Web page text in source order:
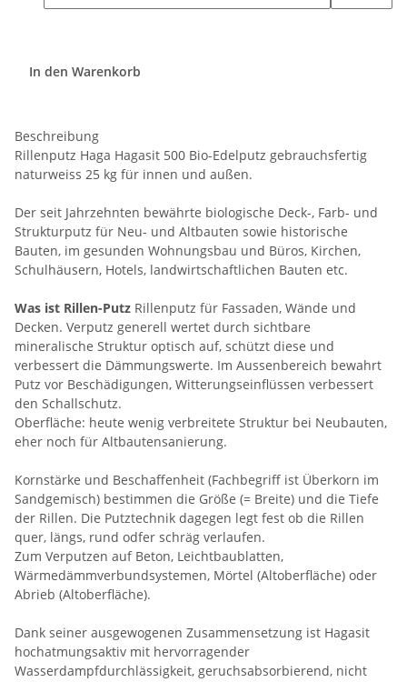
In den Warenkorb
Beschreibung
Rillenputz Haga Hagasit 500 Bio-Edelputz gebrauchsfertig
naturweiss 25 kg für innen und außen.
Der seit Jahrzehnten bewährte biologische Deck-, Farb- und
Strukturputz für Neu- und Altbauten sowie historische
Bauten, im gesunden Wohnungsbau und Büros, Kirchen,
Schulhäusern, Hotels, landwirtschaftlichen Bauten etc.
Was ist Rillen-Putz Rillenputz für Fassaden, Wände und
Decken. Verputz generell wertet durch sichtbare
mineralische Struktur optisch auf, schützt diese und
verbessert die Dämmungswerte. Im Aussenbereich bewahrt
Putz vor Beschädigungen, Witterungseinflüssen verbessert
den Schallschutz.
Oberfläche: heute wenig verbreitete Struktur bei Neubauten,
eher noch für Altbautensanierung.
Kornstärke und Beschaffenheit (Fachbegriff ist Überkorn im
Sandgemisch) bestimmen die Größe (= Breite) und die Tiefe
der Rillen. Die Putztechnik dagegen legt fest ob die Rillen
quer, längs, rund odfer schräg verlaufen.
Zum Verputzen auf Beton, Leichtbaublatten,
Wärmedämmverbundsystemen, Mörtel (Altoberfläche) oder
Abrieb (Altoberfläche).
Dank seiner ausgewogenen Zusammensetzung ist Hagasit
hochatmungsaktiv mit hervorragender
Wasserdampfdurchlässigkeit, geruchsabsorbierend, nicht